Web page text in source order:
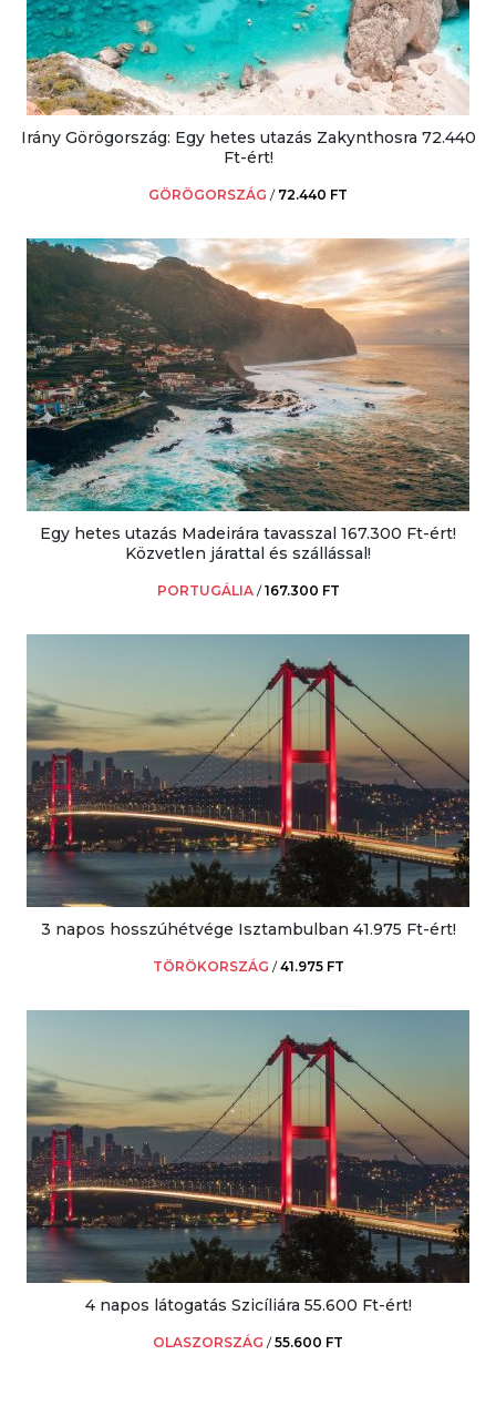
Irány Görögország: Egy hetes utazás Zakynthosra 72.440
Ft-ért!
GÖRÖGORSZÁG / 72.440 FT
Egy hetes utazás Madeirára tavasszal 167.300 Ft-ért!
Közvetlen járattal és szállással!
PORTUGÁLIA /167.300 FT
3 napos hosszúhétvége Isztambulban 41.975 Ft-ért!
TÖRÖKORSZÁG /41.975 FT
4 napos látogatás Szicíliára 55.600 Ft-ért!
OLASZORSZÁG /55.600 FT